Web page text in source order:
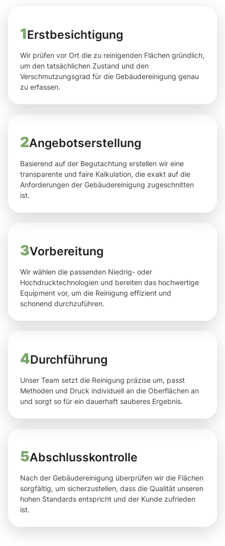
1Erstbesichtigung
Wir prüfen vor Ort die zu reinigenden Flächen gründlich,
um den tatsächlichen Zustand und den
Verschmutzungsgrad für die Gebäudereinigung genau
zu erfassen.
2Angebotserstellung
Basierend auf der Begutachtung erstellen wir eine
transparente und faire Kalkulation, die exakt auf die
Anforderungen der Gebäudereinigung zugeschnitten
ist.
3Vorbereitung
Wir wählen die passenden Niedrig- oder
Hochdrucktechnologien und bereiten das hochwertige
Equipment vor, um die Reinigung effizient und
schonend durchzuführen.
4Durchführung
Unser Team setzt die Reinigung präzise um, passt
Methoden und Druck individuell an die Oberflächen an
und sorgt so für ein dauerhaft sauberes Ergebnis.
5Abschlusskontrolle
Nach der Gebäudereinigung überprüfen wir die Flächen
sorgfältig, um sicherzustellen, dass die Qualität unseren
hohen Standards entspricht und der Kunde zufrieden
ist.